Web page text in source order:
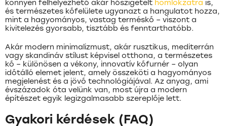
könnyen felhelyezhető akár hőszigetelt homlokzatra is,
és természetes kőfelülete ugyanazt a hangulatot hozza,
mint a hagyományos, vastag terméskő – viszont a
kivitelezés gyorsabb, tisztább és fenntarthatóbb.
Akár modern minimalizmust, akár rusztikus, mediterrán
vagy skandináv stílust képvisel otthona, a természetes
kő – különösen a vékony, innovatív kőfurnér – olyan
időtálló elemet jelent, amely összeköti a hagyományos
megjelenést és a jövő technológiájával. Az anyag, ami
évszázadok óta velünk van, most újra a modern
építészet egyik legizgalmasabb szereplője lett.
Gyakori kérdések (FAQ)